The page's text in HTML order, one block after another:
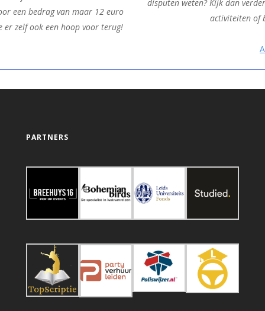
een bedrag van maar 12 euro
zelf ook een hoop voor terug!
disputen weten? Kijk dan
activiteiten of
PARTNERS